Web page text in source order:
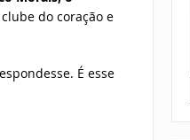
do coração e
É esse